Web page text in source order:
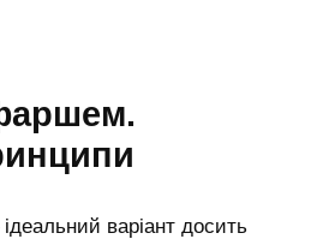
варіант досить